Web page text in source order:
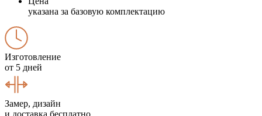
указана за базовую комплектацию
Изготовление
от 5 дней
Замер, дизайн
и доставка бесплатно